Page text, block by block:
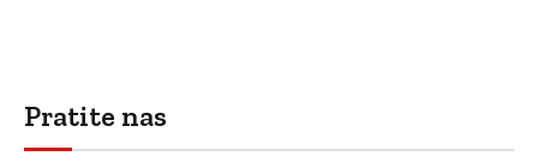
Pratite nas